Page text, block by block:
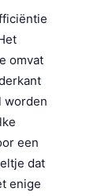
omvat
worden
een
dat
enige